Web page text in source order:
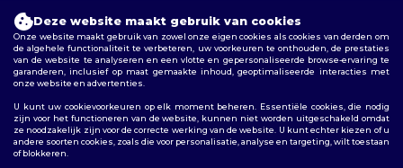
Cookiebeleid|Sitemap
Bruxelles | Anvers |Mortsel |Malines | Lierre | Turnhout |Geel |
Herentals |Hoogstraten | Bruges
Deze website maakt gebruik van cookies
Onze website maakt gebruik van zowel onze eigen cookies als cookies van derden om
de algehele functionaliteit te verbeteren, uw voorkeuren te onthouden, de prestaties
van de website te analyseren en een vlotte en gepersonaliseerde browse-ervaring te
garanderen, inclusief op maat gemaakte inhoud, geoptimaliseerde interacties met
onze website en advertenties.
U kunt uw cookievoorkeuren op elk moment beheren. Essentiële cookies, die nodig
zijn voor het functioneren van de website, kunnen niet worden uitgeschakeld omdat
ze noodzakelijk zijn voor de correcte werking van de website. U kunt echter kiezen of u
andere soorten cookies, zoals die voor personalisatie, analyse en targeting, wilt toestaan
of blokkeren.